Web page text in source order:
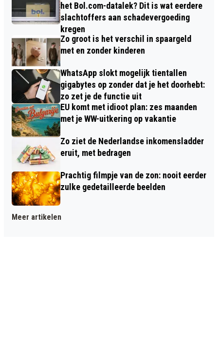
het Bol.com-datalek? Dit is wat eerdere
slachtoffers aan schadevergoeding
kregen
Zo groot is het verschil in spaargeld
met en zonder kinderen
WhatsApp slokt mogelijk tientallen
gigabytes op zonder dat je het doorhebt:
zo zet je de functie uit
EU komt met idioot plan: zes maanden
met je WW-uitkering op vakantie
Zo ziet de Nederlandse inkomensladder
eruit, met bedragen
Prachtig filmpje van de zon: nooit eerder
zulke gedetailleerde beelden
Meer artikelen